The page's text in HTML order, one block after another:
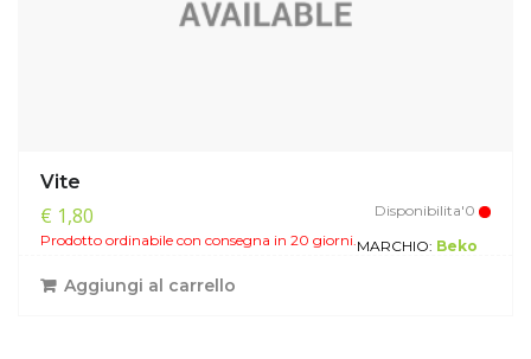
Vite
€ 1,80
Disponibilita'0
Prodotto ordinabile con consegna in 20 giorni.MARCHIO: Beko
Aggiungi al carrello